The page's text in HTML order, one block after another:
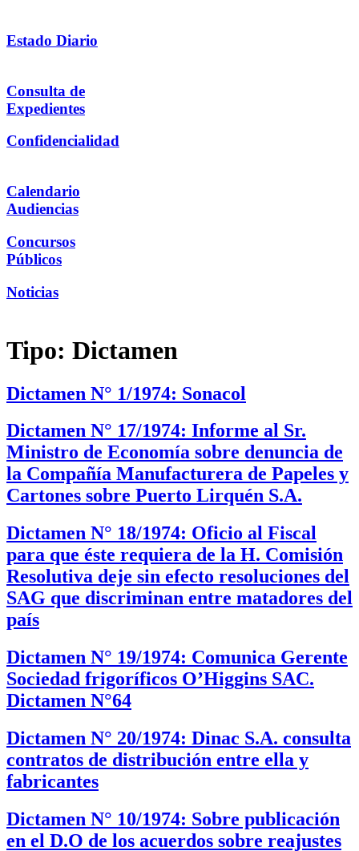
Estado Diario
Consulta de
Expedientes
Confidencialidad
Calendario
Audiencias
Concursos
Públicos
Noticias
Tipo: Dictamen
Dictamen N° 1/1974: Sonacol
Dictamen N° 17/1974: Informe al Sr.
Ministro de Economía sobre denuncia de
la Compañía Manufacturera de Papeles y
Cartones sobre Puerto Lirquén S.A.
Dictamen N° 18/1974: Oficio al Fiscal
para que éste requiera de la H. Comisión
Resolutiva deje sin efecto resoluciones del
SAG que discriminan entre matadores del
país
Dictamen N° 19/1974: Comunica Gerente
Sociedad frigoríficos O’Higgins SAC.
Dictamen N°64
Dictamen N° 20/1974: Dinac S.A. consulta
contratos de distribución entre ella y
fabricantes
Dictamen N° 10/1974: Sobre publicación
en el D.O de los acuerdos sobre reajustes